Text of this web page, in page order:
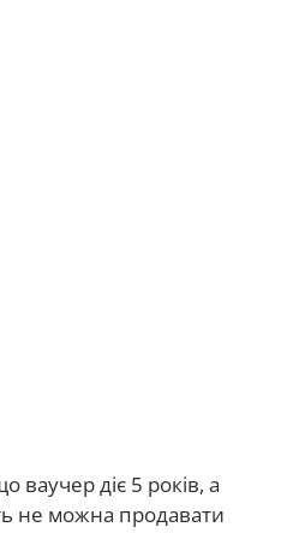
ваучер діє 5 років, а
не можна продавати